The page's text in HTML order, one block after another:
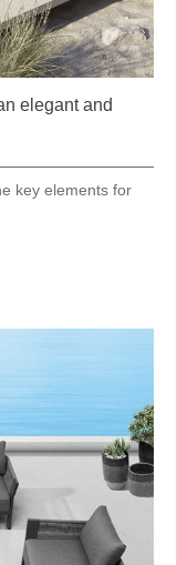
elegant and
key elements for